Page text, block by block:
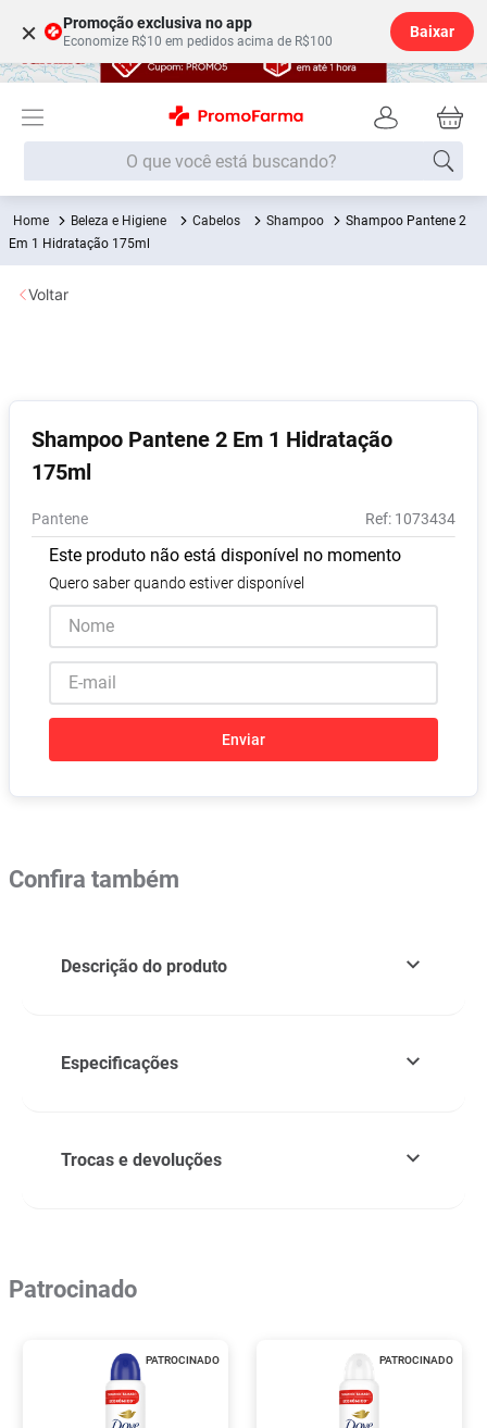
× Promoção exclusiva no app
Economize R$10 em pedidos acima de R$100
Baixar
O que você está buscando?
Beleza e Higiene Cabelos Shampoo
Shampoo Pantene 2
Em 1 Hidratação 175ml
Shampoo Pantene 2 Em 1 Hidratação
175ml
Pantene : 1073434
Este produto não está disponível no momento
Quero saber quando estiver disponível
Enviar
Voltar
Confira também
Descrição do produto
Especificações
Trocas e devoluções
Patrocinado
PATROCINADO PATROCINADO
Termos mais buscados
1º Fralda
2
6º Shampoo
7º
8º
9º Absorvente
10º Lavitan